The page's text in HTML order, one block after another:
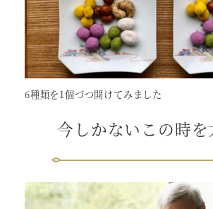
6種類を1個づつ開けてみました
今しかないこの時を